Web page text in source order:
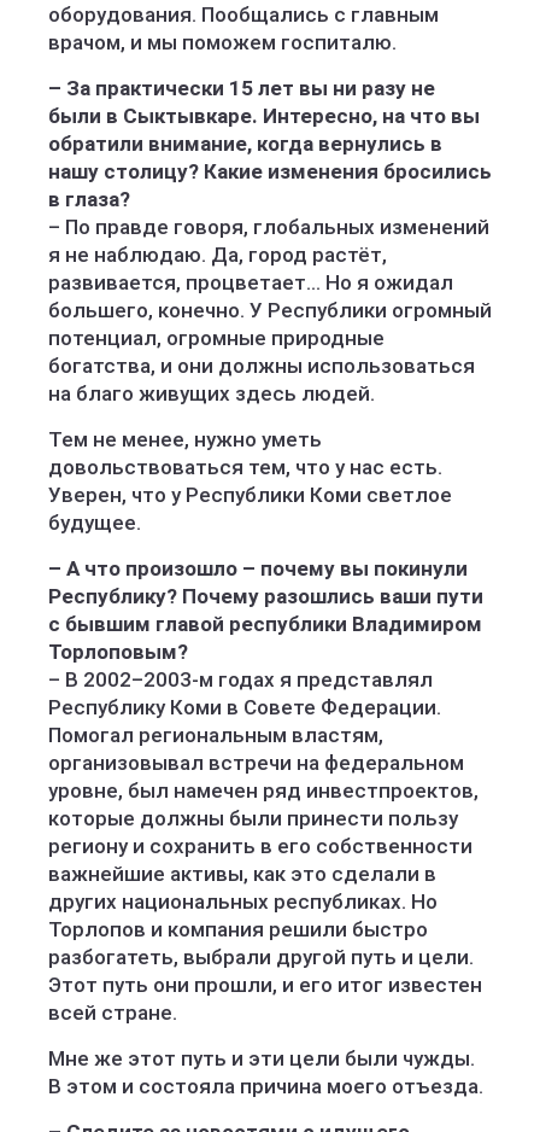
оборудования. Пообщались с главным
врачом, и мы поможем госпиталю.
– За практически 15 лет вы ни разу не
были в Сыктывкаре. Интересно, на что вы
обратили внимание, когда вернулись в
нашу столицу? Какие изменения бросились
в глаза?
– По правде говоря, глобальных изменений
я не наблюдаю. Да, город растёт,
развивается, процветает... Но я ожидал
большего, конечно. У Республики огромный
потенциал, огромные природные
богатства, и они должны использоваться
на благо живущих здесь людей.
Тем не менее, нужно уметь
довольствоваться тем, что у нас есть.
Уверен, что у Республики Коми светлое
будущее.
– А что произошло – почему вы покинули
Республику? Почему разошлись ваши пути
с бывшим главой республики Владимиром
Торлоповым?
– В 2002–2003-м годах я представлял
Республику Коми в Совете Федерации.
Помогал региональным властям,
организовывал встречи на федеральном
уровне, был намечен ряд инвестпроектов,
которые должны были принести пользу
региону и сохранить в его собственности
важнейшие активы, как это сделали в
других национальных республиках. Но
Торлопов и компания решили быстро
разбогатеть, выбрали другой путь и цели.
Этот путь они прошли, и его итог известен
всей стране.
Мне же этот путь и эти цели были чужды.
В этом и состояла причина моего отъезда.